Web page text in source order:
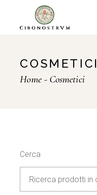
content
COSMETICI
Home Cosmetici
Cerca